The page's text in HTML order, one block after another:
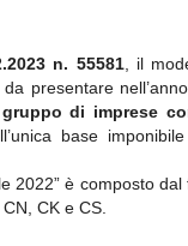
n. 55581, il
da presentare
di imprese
base
2022” è composto
CK e CS.